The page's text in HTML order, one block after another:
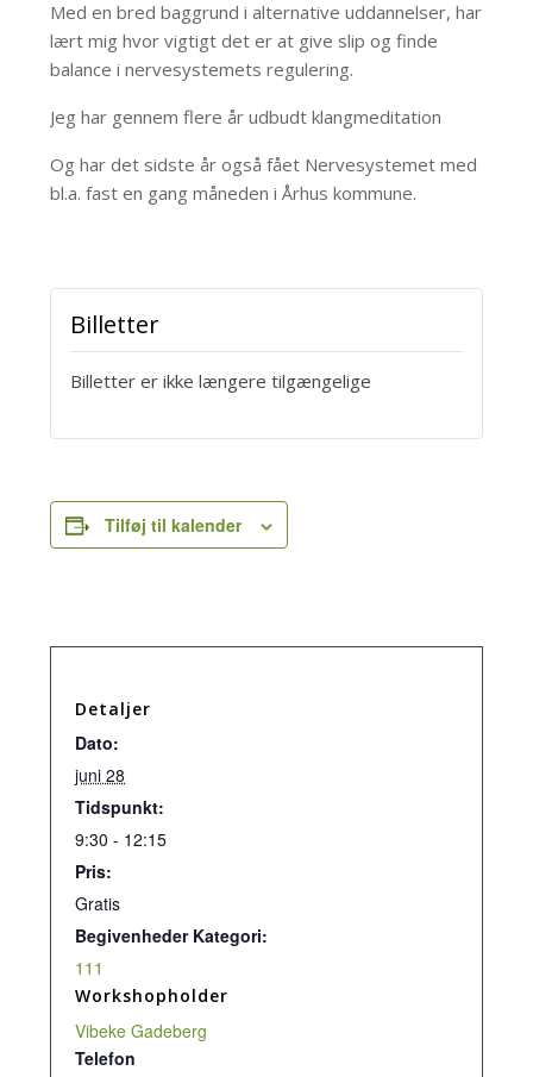
Med en bred baggrund i alternative uddannelser, har
lært mig hvor vigtigt det er at give slip og finde
balance i nervesystemets regulering.
Jeg har gennem flere år udbudt klangmeditation
Og har det sidste år også fået Nervesystemet med
bl.a. fast en gang måneden i Århus kommune.
Billetter
Billetter er ikke længere tilgængelige
Tilføj til kalender
Detaljer
Dato:
juni 28
Tidspunkt:
9:30 - 12:15
Pris:
Gratis
Begivenheder Kategori:
111
Workshopholder
Vibeke Gadeberg
Telefon